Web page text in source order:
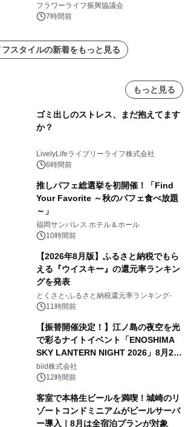
フラワーライフ振興協議会
7時間前
フスタイルの新着をもっと見る
もっと見る
ゴミ出しのストレス、まだ抱えてます
か？
LivelyLifeライブリーライフ株式会社
6時間前
推しパフェ総選挙を初開催！「Find
Your Favorite ～秋のパフェ食べ放題
～」
福岡サンパレス ホテル＆ホール
10時間前
【2026年8月版】ふるさと納税でもら
える『ウイスキー』の還元率ランキン
グを発表
とくさと-ふるさと納税還元率ランキング-
11時間前
【振替開催決定！】江ノ島の夜空を光
で彩るナイトイベント「ENOSHIMA
SKY LANTERN NIGHT 2026」8月22
日(土)振替開催＆受付スタート！
biid株式会社
12時間前
客室で本格生ビールを満喫！城崎のリ
ゾートコンドミニアムがビールサーバ
ー導入｜8月は全宿泊プランが対象